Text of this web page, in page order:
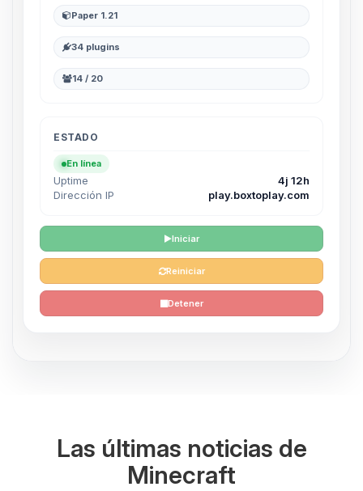
Paper 1.21
34 plugins
14 / 20
ESTADO
En línea
Uptime
4j 12h
Dirección IP
play.boxtoplay.com
Iniciar
Reiniciar
Detener
Las últimas noticias de
Minecraft